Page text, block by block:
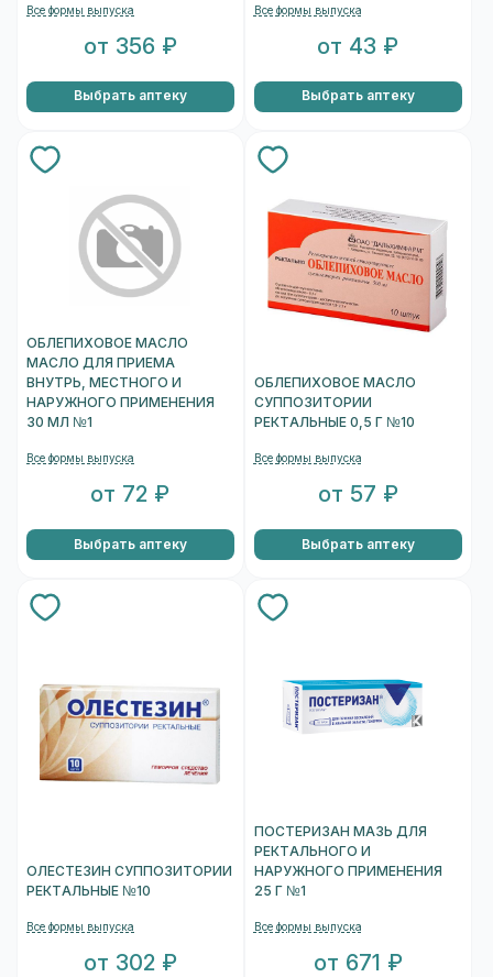
Все формы выпуска
от 356 ₽
Выбрать аптеку
Все формы выпуска
от 43 ₽
Выбрать аптеку
ОБЛЕПИХОВОЕ МАСЛО
МАСЛО ДЛЯ ПРИЕМА
ВНУТРЬ, МЕСТНОГО И
НАРУЖНОГО ПРИМЕНЕНИЯ
30 МЛ №1
Все формы выпуска
от 72 ₽
Выбрать аптеку
ОБЛЕПИХОВОЕ МАСЛО
СУППОЗИТОРИИ
РЕКТАЛЬНЫЕ 0,5 Г №10
Все формы выпуска
от 57 ₽
Выбрать аптеку
ОЛЕСТЕЗИН СУППОЗИТОРИИ
РЕКТАЛЬНЫЕ №10
Все формы выпуска
от 302 ₽
ПОСТЕРИЗАН МАЗЬ ДЛЯ
РЕКТАЛЬНОГО И
НАРУЖНОГО ПРИМЕНЕНИЯ
25 Г №1
Все формы выпуска
от 671 ₽